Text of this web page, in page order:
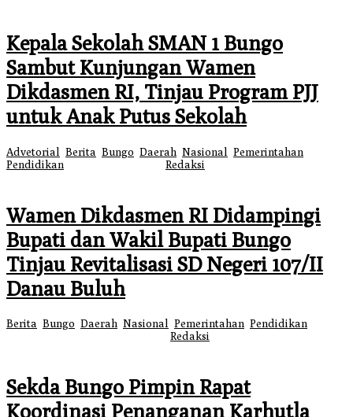
Kepala Sekolah SMAN 1 Bungo
Sambut Kunjungan Wamen
Dikdasmen RI, Tinjau Program PJJ
untuk Anak Putus Sekolah
Advetorial Berita Bungo Daerah Nasional Pemerintahan
Pendidikan
Redaksi
Wamen Dikdasmen RI Didampingi
Bupati dan Wakil Bupati Bungo
Tinjau Revitalisasi SD Negeri 107/II
Danau Buluh
Berita Bungo Daerah Nasional Pemerintahan Pendidikan
Redaksi
Sekda Bungo Pimpin Rapat
Koordinasi Penanganan Karhutla